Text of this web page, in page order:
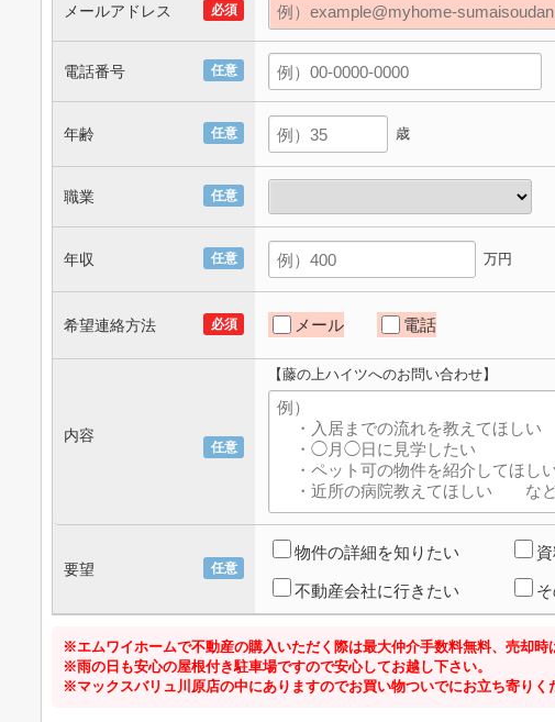
必須
メールアドレス
任意
電話番号
任意
年齢 歳
任意
職業
任意
年収 万円
必須
希望連絡方法 メール 電話
任意
内容
【藤の上ハイツへのお問い合わせ】
任意
要望
物件の詳細を知りたい
不動産会社に行きたい
※エムワイホームで不動産の購入いただく際は最大仲介手数料無料、売却時
※雨の日も安心の屋根付き駐車場ですので安心してお越し下さい。
※マックスバリュ川原店の中にありますのでお買い物ついでにお立ち寄りく